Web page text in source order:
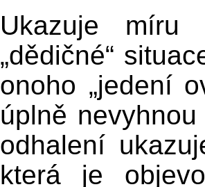
Ukazuje míru
„dědičné“
onoho „jedení
úplně
odhalení
která je